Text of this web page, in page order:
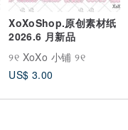
XoXoShop.原创素材纸
2026.6 月新品
୨୧ XoXo 小铺 ୨୧
US$ 3.00